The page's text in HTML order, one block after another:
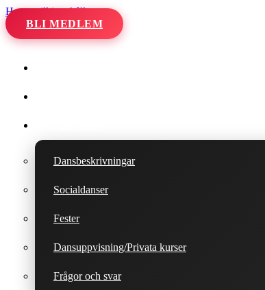
Hoppa till innehåll
BLI MEDLEM
Dansbeskrivningar
Socialdanser
Fester
Dansuppvisning/Privata kurser
Frågor och svar